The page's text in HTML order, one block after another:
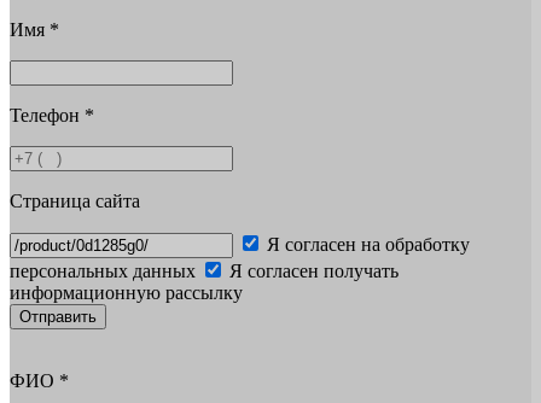
Имя *
Телефон *
Страница сайта
Я согласен на обработку
персональных данных
Я согласен получать
информационную рассылку
Отправить
ФИО *